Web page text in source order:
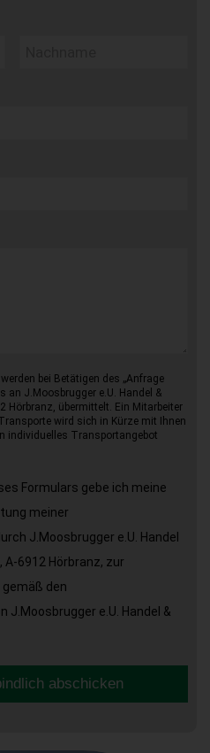
bei Betätigen des „Anfrage
an J.Moosbrugger e.U. Handel &
Hörbranz, übermittelt. Ein Mitarbeiter
wird sich in Kürze mit Ihnen
individuelles Transportangebot
Formulars gebe ich meine
meiner
J.Moosbrugger e.U. Handel
6912 Hörbranz, zur
den
J.Moosbrugger e.U. Handel &
abschicken